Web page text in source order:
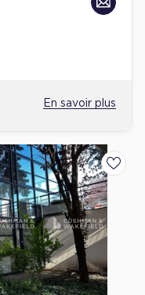
En savoir plus